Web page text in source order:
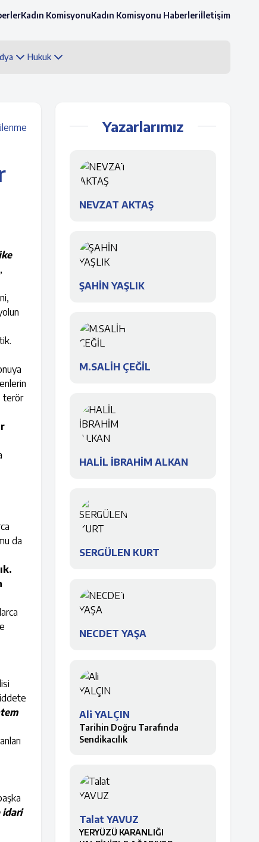
Kadın KomisyonuKadın Komisyonu Haberleriİletişim
Hukuk
terör
da
idari
Yazarlarımız
NEVZAT AKTAŞ
ŞAHİN YAŞLIK
M.SALİH ÇEĞİL
HALİL İBRAHİM ALKAN
SERGÜLEN KURT
NECDET YAŞA
Ali YALÇIN
Tarihin Doğru Tarafında
Sendikacılık
Talat YAVUZ
YERYÜZÜ KARANLIĞI